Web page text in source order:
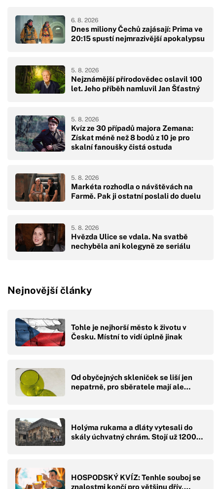
Dnes miliony Čechů zajásají: Prima ve
20:15 spustí nejmrazivější apokalypsu
6. 8. 2026
Nejznámější přírodovědec oslavil 100
let. Jeho příběh namluvil Jan Šťastný
5. 8. 2026
Kvíz ze 30 případů majora Zemana:
Získat méně než 8 bodů z 10 je pro
skalní fanoušky čistá ostuda
5. 8. 2026
Markéta rozhodla o návštěvách na
Farmě. Pak ji ostatní poslali do duelu
5. 8. 2026
Hvězda Ulice se vdala. Na svatbě
nechyběla ani kolegyně ze seriálu
5. 8. 2026
Nejnovější články
Tohle je nejhorší město k životu v
Česku. Místní to vidí úplně jinak
Od obyčejných skleniček se liší jen
nepatrně, pro sběratele mají ale…
Holýma rukama a dláty vytesali do
skály úchvatný chrám. Stojí už 1200…
HOSPODSKÝ KVÍZ: Tenhle souboj se
znalostmi končí pro většinu dřív,…